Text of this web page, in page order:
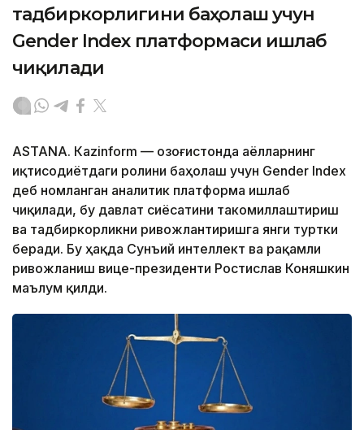
тадбиркорлигини баҳолаш учун
Gender Index платформаси ишлаб
чиқилади
ASTANА. Кazinform — Қозоғистонда аёлларнинг
иқтисодиётдаги ролини баҳолаш учун Gender Index
деб номланган аналитик платформа ишлаб
чиқилади, бу давлат сиёсатини такомиллаштириш
ва тадбиркорликни ривожлантиришга янги туртки
беради. Бу ҳақда Сунъий интеллект ва рақамли
ривожланиш вице-президенти Ростислав Коняшкин
маълум қилди.